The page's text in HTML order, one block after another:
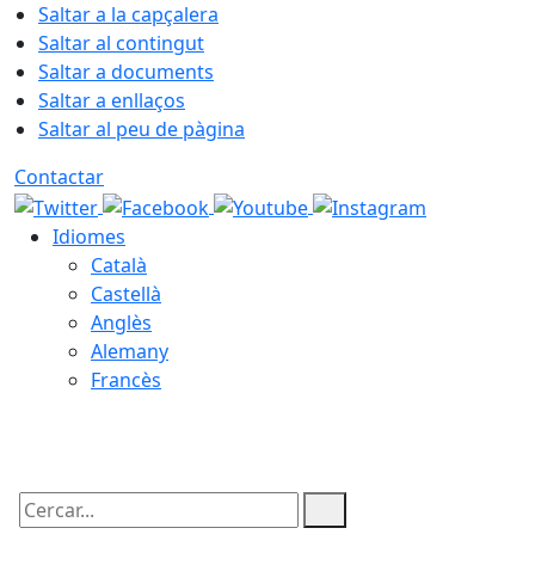
Saltar a la capçalera
Saltar al contingut
Saltar a documents
Saltar a enllaços
Saltar al peu de pàgina
Contactar
Idiomes
Català
Castellà
Anglès
Alemany
Francès
Cercar: